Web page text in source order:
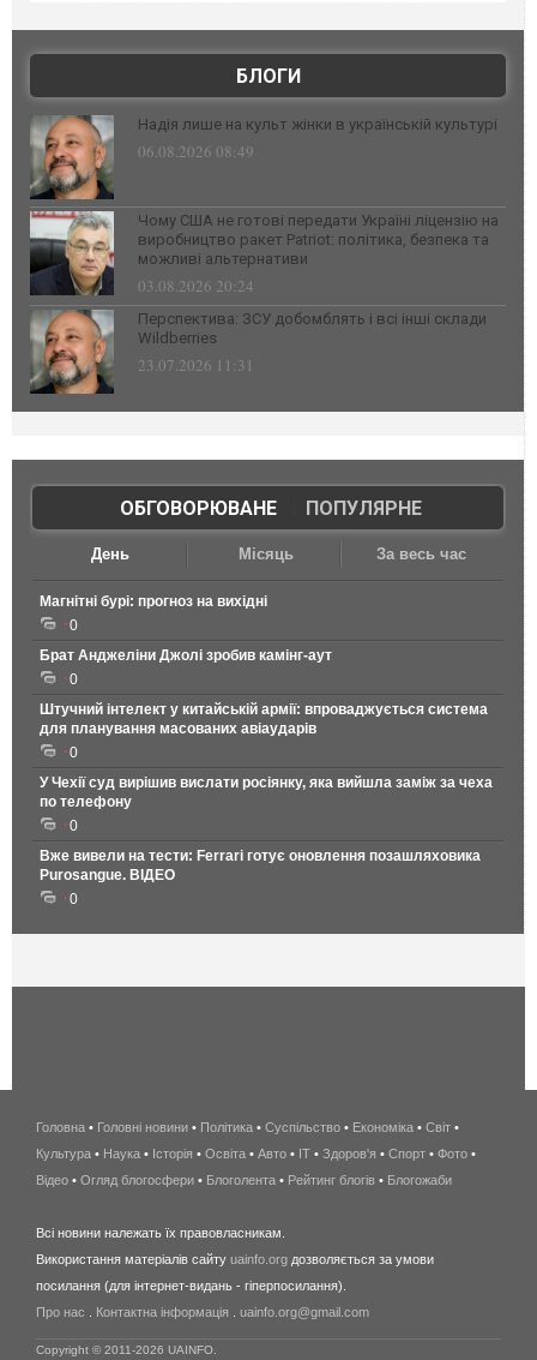
БЛОГИ
Надія лише на культ жінки в українській культурі
06.08.2026 08:49
Чому США не готові передати Україні ліцензію на
виробництво ракет Patriot: політика, безпека та
можливі альтернативи
03.08.2026 20:24
Перспектива: ЗСУ добомблять і всі інші склади
Wildberries
23.07.2026 11:31
ОБГОВОРЮВАНЕ| ПОПУЛЯРНЕ
День Місяць За весь час
Магнітні бурі: прогноз на вихідні
0
Брат Анджеліни Джолі зробив камінг-аут
0
Штучний інтелект у китайській армії: впроваджується система
для планування масованих авіаударів
0
У Чехії суд вирішив вислати росіянку, яка вийшла заміж за чеха
по телефону
0
Вже вивели на тести: Ferrari готує оновлення позашляховика
Purosangue. ВІДЕО
0
беспроводной
интернет
киев
wimax
в
Головна • Головні новини • Політика • Суспільство • Економіка • Світ •
Культура • Наука • Історія • Освіта • Авто • IT • Здоров'я • Спорт • Фото •
Відео • Огляд блогосфери • Блоголента • Рейтинг блогів • Блогожаби
Всі новини належать їх правовласникам.
Використання матеріалів сайту uainfo.org дозволяється за умови
посилання (для інтернет-видань - гіперпосилання).
Про нас
Контактна інформація uainfo.org@gmail.com
Copyright © 2011-2026 UAINFO.